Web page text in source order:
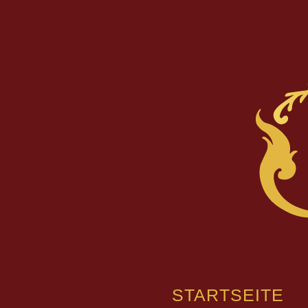
STARTSEITE